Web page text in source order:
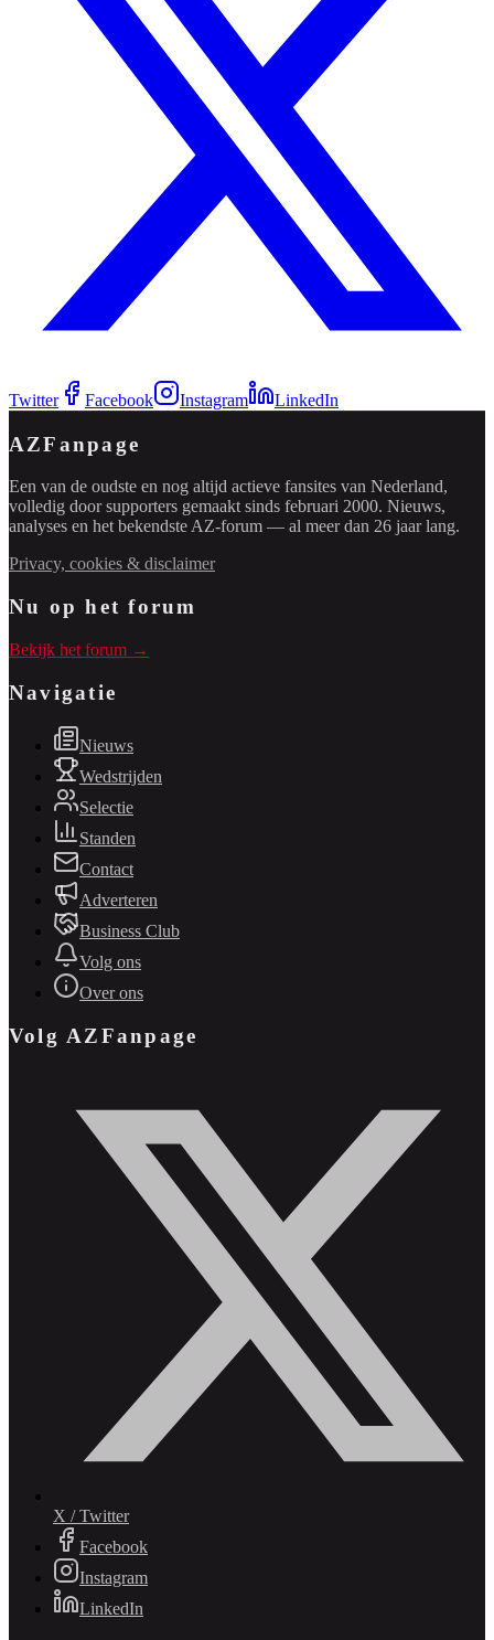
Twitter Facebook Instagram LinkedIn
AZFanpage
Een van de oudste en nog altijd actieve fansites van Nederland,
volledig door supporters gemaakt sinds februari 2000. Nieuws,
analyses en het bekendste AZ-forum — al meer dan 26 jaar lang.
Privacy, cookies & disclaimer
Nu op het forum
Bekijk het forum →
Navigatie
Nieuws
Wedstrijden
Selectie
Standen
Contact
Adverteren
Business Club
Volg ons
Over ons
Volg AZFanpage
X / Twitter
Facebook
Instagram
LinkedIn